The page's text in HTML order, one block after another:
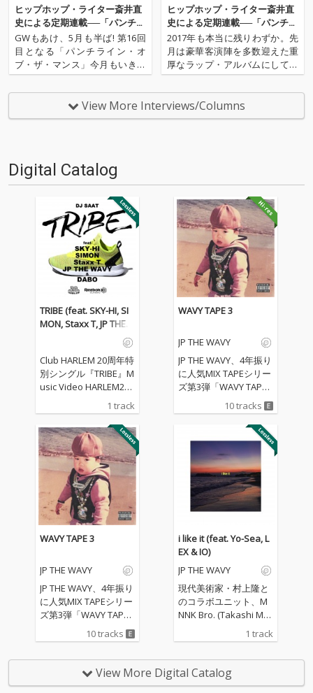
ヒップホップ・ライター斎井直
史による定期連載──「パンチラ
イン・オブ・ザ・マンス」 第16
回
GWもあけ、5月も半ば! 第16回
目となる「パンチライン・オ
ブ・ザ・マンス」今月もいきま
すよ! 先月は初の映画特集という
ことで、神奈川県大和市を舞台
にした映画『大和(カリフォルニ
ア)』をピックアップしました。
ヒップホップ・ライター斎井直
史による定期連載──「パンチラ
イン・オブ・ザ・マンス」 第11
回
2017年も本当に残りわずか。先
月は豪華客演陣を多数迎えた重
厚なラップ・アルバムにして、
4年半ぶりの作品となったKOJOE
の『here』を特集しました。第
11回目を迎えた今月の「パンチ
ライン・オブ・ザ・マンス」は
View More Interviews/Columns
Digital Catalog
TRIBE (feat. SKY-HI, SI
MON, Staxx T, JP THE
Club HARLEM 20周年特
別シングル『TRIBE』M
usic Video HARLEM20
× Reebok CLASSIC “ZO
KU RUNNER” 数々の伝
説を作り上げて来
た、“HIP HOPの聖地” C
lub HARLEM。 1997年
に幕を開けたこのモン
スタークラブは今年
「20周年」を迎える。
その節目を祝うべく、
新旧6名のアーティス
トが『#トライブ - 族』
した！ そして、Reebo
モデル「ZOKU RUNNE
R(ゾクランナー)」が全
面タイアップ！ 本MV
では新作カラーとなる
アパレルの提供も受け
を祝うにふさわしい内
1 track
WAVY TAPE 3
JP THE WAVY
JP THE WAVY、4年振り
に人気MIX TAPEシリー
ズ第3弾「WAVY TAPE
3」リリースを発表。
客演はAwich、Benjazz
y、LEX、Sik-Kなど豪華
ラッパーが参加。 大ヒ
ット曲「WAVEBODY」
を収録した『WAVY TA
PE 2』から約4年。JP T
HE WAVYによる人気MI
XTAPEシリーズの最新
リリースが発表となっ
た。 本作には、Benjaz
zy、Issei Uno Fifth、A
wich、LEX、Sik-K（韓
国）に加え、初コラボ
となるKaneeeといっ
た、シーンを牽引する
数参加。 またプロデュ
プロデューサーが集
10 tracks
WAVY TAPE 3
JP THE WAVY
JP THE WAVY、4年振り
に人気MIX TAPEシリー
ズ第3弾「WAVY TAPE
3」リリースを発表。
客演はAwich、Benjazz
ラッパーが参加。 大ヒ
ット曲「WAVEBODY」
10 tracks
i like it (feat. Yo-Sea, L
EX & IO)
JP THE WAVY
現代美術家・村上隆と
のコラボユニット、M
NNK Bro. (Takashi Mur
Y）としての活動も話
夏の終わりを感じさせ
るJP THE WAVY名義と
1 track
View More Digital Catalog